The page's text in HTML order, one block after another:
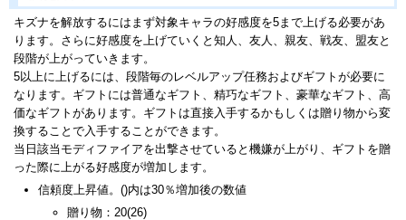
キズナを解放するにはまず対象キャラの好感度を5まで上げる必要があ
ります。さらに好感度を上げていくと知人、友人、親友、戦友、盟友と
段階が上がっていきます。
5以上に上げるには、段階毎のレベルアップ任務およびギフトが必要に
なります。ギフトには普通なギフト、精巧なギフト、豪華なギフト、高
価なギフトがあります。ギフトは直接入手するかもしくは贈り物から変
換することで入手することができます。
当日該当モディファイアを出撃させていると機嫌が上がり、ギフトを贈
った際に上がる好感度が増加します。
信頼度上昇値。()内は30％増加後の数値
贈り物：20(26)